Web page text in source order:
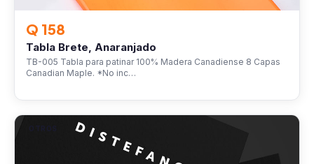
Q 158
Tabla Brete, Anaranjado
TB-005 Tabla para patinar 100% Madera Canadiense 8 Capas
Canadian Maple. *No inc…
OTROS